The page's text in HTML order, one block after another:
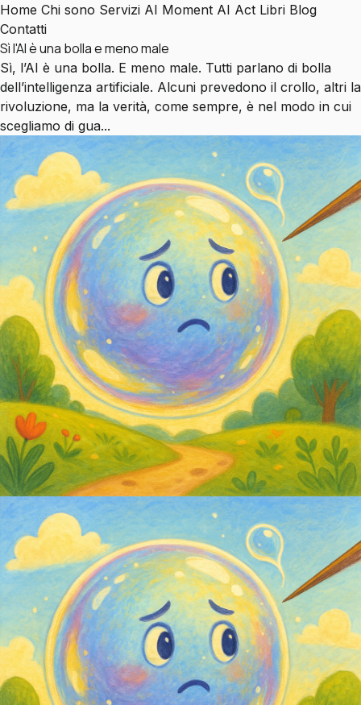
Home Chi sono Servizi AI Moment AI Act Libri Blog
Contatti
Sì l'AI è una bolla e meno male
Sì, l’AI è una bolla. E meno male. Tutti parlano di bolla
dell’intelligenza artificiale. Alcuni prevedono il crollo, altri la
rivoluzione, ma la verità, come sempre, è nel modo in cui
scegliamo di gua...